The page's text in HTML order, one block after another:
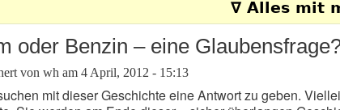
Kritik.de∇ Alles mit
oder Benzin – eine
von wh am 4 April, 2012 - 15:13
mit dieser Geschichte eine Antwort zu geben.